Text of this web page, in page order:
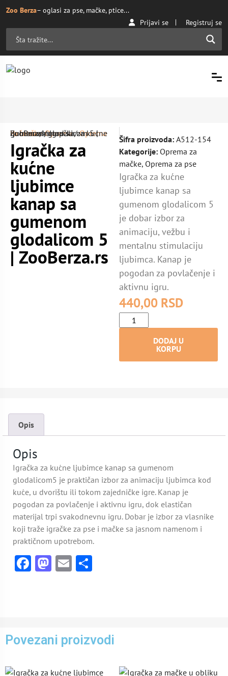
Zoo Berza– oglasi za pse, mačke, ptice...
Prijavi se
Registruj se
Početna/Oprema/
Oprema za mačke
/ Igračka za kućne ljubimce kanap sa gumenom glodalicom 5 | ZooBerza.rs
Igračka za
kućne
ljubimce
kanap sa
gumenom
glodalicom 5
| ZooBerza.rs
Šifra proizvoda: A512-154
Kategorije: Oprema za
mačke, Oprema za pse
Igračka za kućne
ljubimce kanap sa
gumenom glodalicom 5
je dobar izbor za
animaciju, vežbu i
mentalnu stimulaciju
ljubimca. Kanap je
pogodan za povlačenje i
aktivnu igru.
440,00 RSD
DODAJ U
KORPU
Opis
Opis
Igračka za kućne ljubimce kanap sa gumenom
glodalicom5 je praktičan izbor za animaciju ljubimca kod
kuće, u dvorištu ili tokom zajedničke igre. Kanap je
pogodan za povlačenje i aktivnu igru, dok elastičan
materijal trpi svakodnevnu igru. Dobar je izbor za vlasnike
koji traže igračke za pse i mačke sa jasnom namenom i
praktičnom upotrebom.
Facebook
Mastodon
Email
Povezani proizvodi